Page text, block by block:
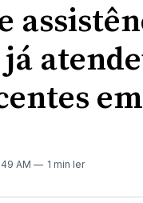
AM 1 min ler